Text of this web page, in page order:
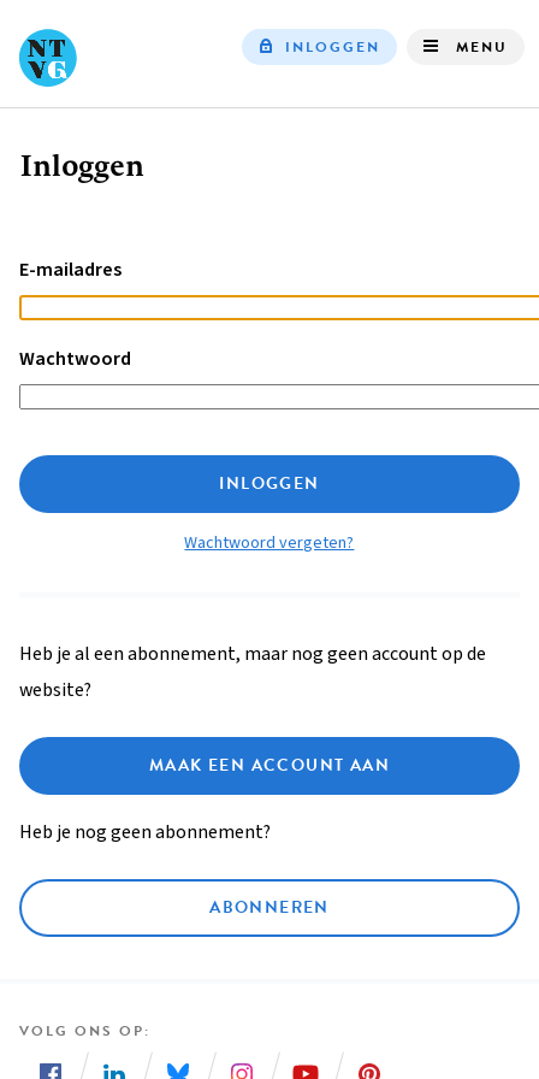
INLOGGEN MENU
Kruimelpad
Inloggen
E-mailadres
Wachtwoord
INLOGGEN
Wachtwoord vergeten?
Heb je al een abonnement, maar nog geen account op de
website?
MAAK EEN ACCOUNT AAN
Heb je nog geen abonnement?
ABONNEREN
VOLG ONS OP